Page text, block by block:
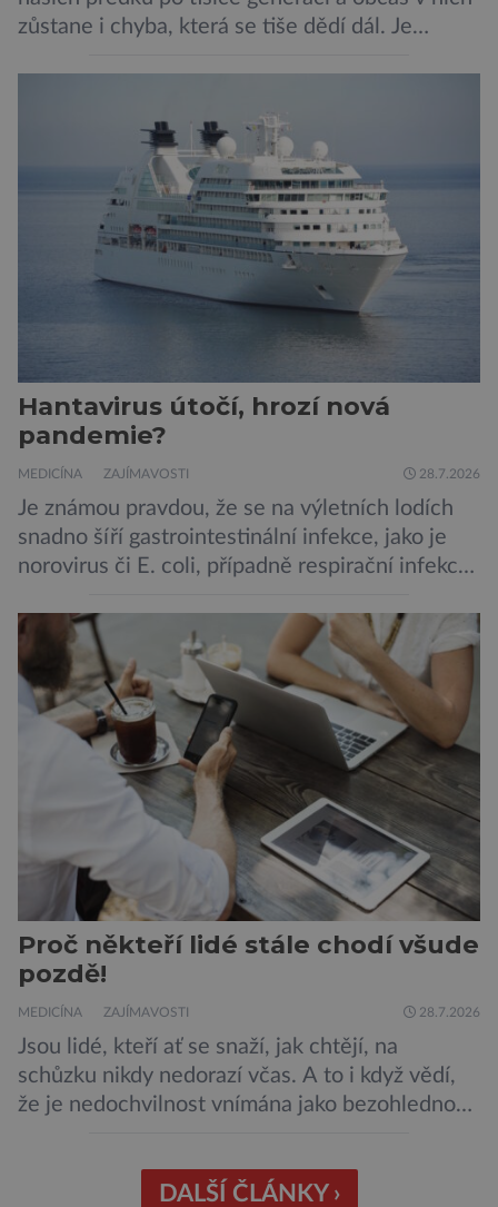
zůstane i chyba, která se tiše dědí dál. Je
jednou rozhodnout o zdraví jeho dítěte. Právě
to je případ řady dědičných onemocnění,
například cystické fibrózy, […]
Hantavirus útočí, hrozí nová
pandemie?
MEDICÍNA ZAJÍMAVOSTI 28.7.2026
Je známou pravdou, že se na výletních lodích
snadno šíří gastrointestinální infekce, jako je
norovirus či E. coli, případně respirační infekce,
Ovšem slyšet o prvním ohnisku hantaviru na
výletní lodi bylo znepokojivé i pro odborníky.
Zdá se, že nebezpečí bylo prozatím zažehnáno.
Máme se bát nové pandemie? Hantavirus […]
Proč někteří lidé stále chodí všude
pozdě!
MEDICÍNA ZAJÍMAVOSTI 28.7.2026
Jsou lidé, kteří ať se snaží, jak chtějí, na
schůzku nikdy nedorazí včas. A to i když vědí,
že je nedochvilnost vnímána jako bezohlednost
chodí chronicky pozdě, možná úplně nemohou.
DALŠÍ ČLÁNKY ›